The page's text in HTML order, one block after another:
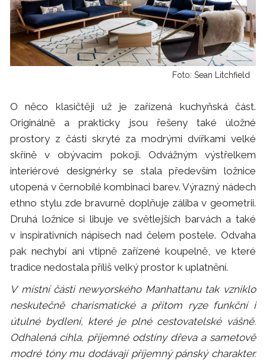
Foto: Sean Litchfield
O něco klasičtěji už je zařízená kuchyňská část.
Originálně a prakticky jsou řešeny také úložné
prostory z části skryté za modrými dvířkami velké
skříně v obývacím pokoji. Odvážným výstřelkem
interiérové designérky se stala především ložnice
utopená v černobílé kombinaci barev. Výrazný nádech
ethno stylu zde bravurně doplňuje záliba v geometrii.
Druhá ložnice si libuje ve světlejších barvách a také
v inspirativních nápisech nad čelem postele. Odvaha
pak nechybí ani vtipně zařízené koupelně, ve které
tradice nedostala příliš velký prostor k uplatnění.
V místní části newyorského Manhattanu tak vzniklo
neskutečně charismatické a přitom ryze funkční i
útulné bydlení, které je plné cestovatelské vášně.
Odhalená cihla, příjemné odstíny dřeva a sametově
modré tóny mu dodávají příjemný pánský charakter.